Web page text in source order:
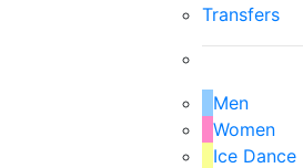
Transfers
Men
Women
Ice Dance